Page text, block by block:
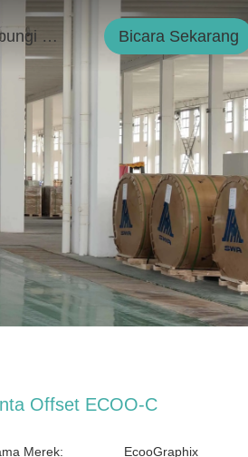
Hubungi Kami Bicara Sekarang
Offset ECOO-C
Merek: EcooGraphix